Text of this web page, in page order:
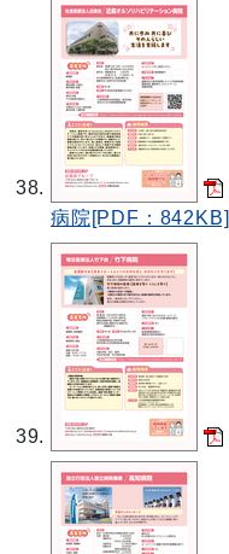
病院[PDF：842KB]